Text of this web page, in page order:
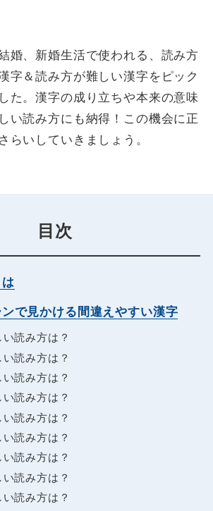
婚、新婚生活で使われる、読み方
字＆読み方が難しい漢字をピック
た。漢字の成り立ちや本来の意味
い読み方にも納得！この機会に正
らいしていきましょう。
目次
は
で見かける間違えやすい漢字
読み方は？
読み方は？
読み方は？
読み方は？
読み方は？
読み方は？
読み方は？
読み方は？
読み方は？